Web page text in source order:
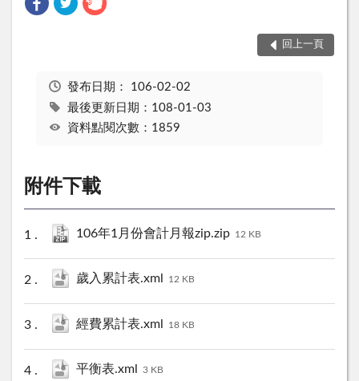
回上一頁
發布日期： 106-02-02
最後更新日期：108-01-03
資料點閱次數：1859
附件下載
106年1月份會計月報zip.zip 12 KB
歲入累計表.xml 12 KB
經費累計表.xml 18 KB
平衡表.xml 3 KB